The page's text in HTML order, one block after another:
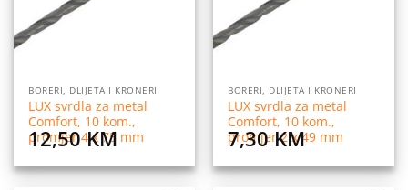
BORERI, DLIJETA I KRONERI
LUX svrdla za metal
Comfort, 10 kom.,
promjer 4 x 75 mm
12,50KM
BORERI, DLIJETA I KRONERI
LUX svrdla za metal
Comfort, 10 kom.,
promjer 2 x 49 mm
7,30KM